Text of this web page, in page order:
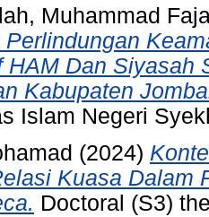
Muhammad
Perlindungan
HAM Dan Siyasah
Kabupaten
Islam Negeri
(2024)
Kuasa Dalam
Doctoral (S3)